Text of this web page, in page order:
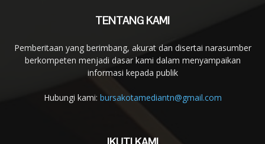
TENTANG KAMI
Pemberitaan yang berimbang, akurat dan disertai narasumber
berkompeten menjadi dasar kami dalam menyampaikan
informasi kepada publik
Hubungi kami: bursakotamediantn@gmail.com